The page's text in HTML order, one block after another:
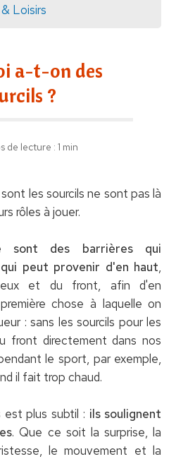
Loisirs
a-t-on des
?
de lecture : 1 min
les sourcils ne sont pas là
rôles à jouer.
sont des barrières qui
peut provenir d'en haut,
et du front, afin d'en
chose à laquelle on
: sans les sourcils pour les
front directement dans nos
le sport, par exemple,
il fait trop chaud.
est plus subtil : ils soulignent
. Que ce soit la surprise, la
le mouvement et la